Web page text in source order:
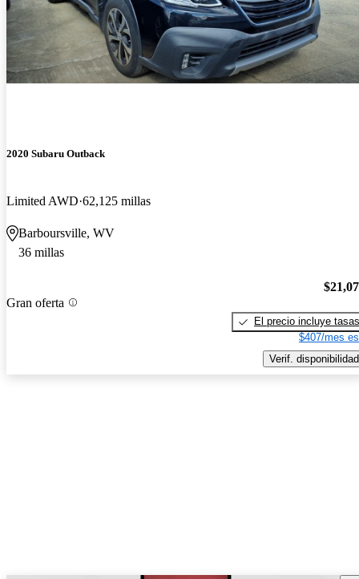
2020 Subaru Outback
Limited AWD 62,125 millas
Barboursville, WV
36 millas
Gran oferta
El precio incluye tasas
$407/mes
Verif. disponibilidad